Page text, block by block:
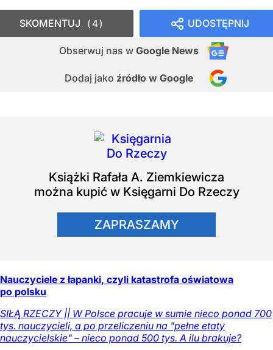
UDOSTĘPNIJ
Obserwuj nas w Google News
Dodaj jako źródło w Google
SKOMENTUJ 4
Książki Rafała A. Ziemkiewicza
można kupić w Księgarni Do Rzeczy
ZAPRASZAMY
Nauczyciele z łapanki, czyli katastrofa oświatowa
po polsku
SIŁĄ RZECZY || W Polsce pracuje w sumie nieco ponad 700
tys. nauczycieli, a po przeliczeniu na "pełne etaty
nauczycielskie" – nieco ponad 500 tys. A ilu brakuje?